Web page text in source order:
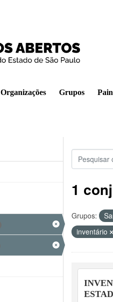
Organizações Grupos
1
Grupos:
inventário